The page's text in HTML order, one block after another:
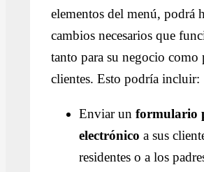
elementos del menú, podrá
cambios necesarios que
tanto para su negocio como
clientes. Esto podría incluir:
Enviar unformulario
electrónico a sus
residentes o a los